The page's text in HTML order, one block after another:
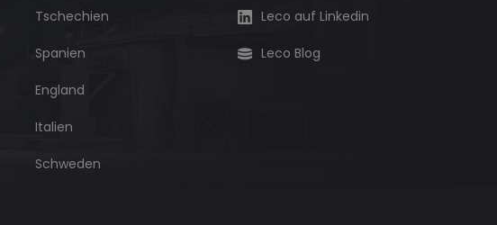
Tschechien
Spanien
England
Italien
Schweden
Leco auf Linkedin
Leco Blog